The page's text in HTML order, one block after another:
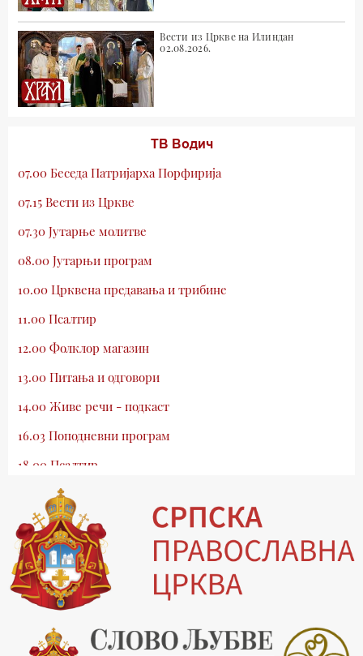
Вести из Цркве на Илиндан
02.08.2026.
ТВ Водич
07.00 Беседа Патријарха Порфирија
07.15 Вести из Цркве
07.30 Јутарње молитве
08.00 Јутарњи програм
10.00 Црквена предавања и трибине
11.00 Псалтир
12.00 Фолклор магазин
13.00 Питања и одговори
14.00 Живе речи - подкаст
16.03 Поподневни програм
18.00 Псалтир
19.03 Млади у Цркви
19.30 Вечерње молитве
20.00 Вести из Цркве
20.15 Реч архијереја
20.30 Хроника Архиепископије
21.03 Врлинослов